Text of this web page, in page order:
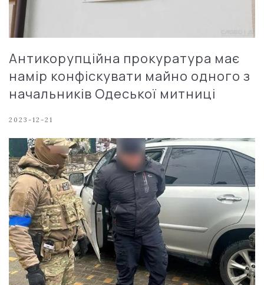
Антикорупційна прокуратура має
намір конфіскувати майно одного з
начальників Одеської митниці
2023-12-21